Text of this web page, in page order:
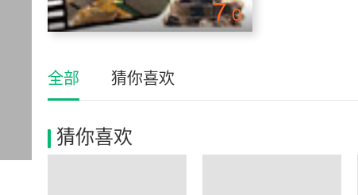
7.0
全部 猜你喜欢
猜你喜欢